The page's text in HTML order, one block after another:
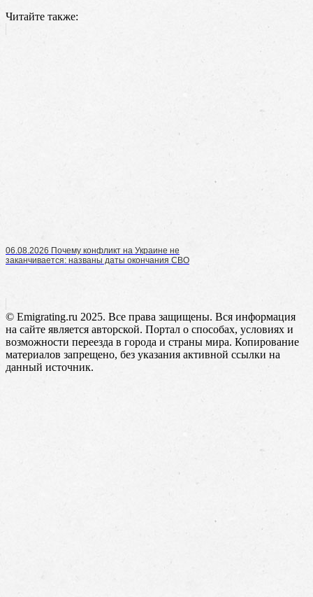
Читайте также:
06.08.2026 Почему конфликт на Украине не
заканчивается: названы даты окончания СВО
© Emigrating.ru 2025. Все права защищены. Вся информация
на сайте является авторской. Портал о способах, условиях и
возможности переезда в города и страны мира. Копирование
материалов запрещено, без указания активной ссылки на
данный источник.